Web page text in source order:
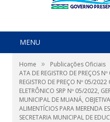
MENU
Home » Publicações Oficiais
ATA DE REGISTRO DE PREÇOS
REGISTRO DE PREÇO Nº 05/
ELETRÔNICO SRP Nº 05/2022,
MUNICIPAL DE MUANÁ,
ALIMENTÍCIOS PARA MERENDA
SECRETARIA MUNICIPAL DE